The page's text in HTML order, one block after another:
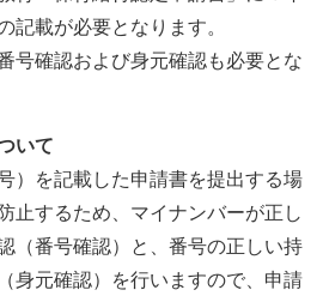
記載が必要となります。
号確認および身元確認も必要とな
いて
）を記載した申請書を提出する場
止するため、マイナンバーが正し
（番号確認）と、番号の正しい持
身元確認）を行いますので、申請